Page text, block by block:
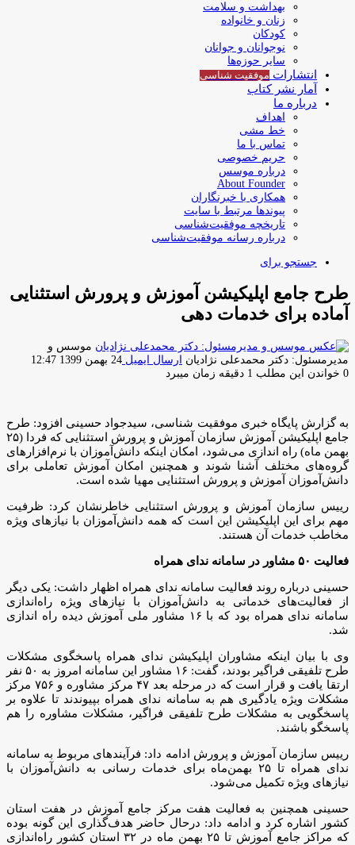
بهداشت و سلامت
زنان و خانواده
کودکان
نوجوانان و جوانان
سایر حوزه‌ها
انتشارات موفقیت‌ شناسی
آمار نشر کتاب
درباره ما
اهداف
خط مشی
تماس با ما
حریم خصوصی
درباره موسس
About Founder
همکاری با خبرنگاران
پیوندها مرتبط با سایت
تاریخچه موفقیت‌شناسی
درباره رسانه موفقیت‌شناسی
جستجو برای
طرح جامع اپلیکیشن آموزش و پرورش استثنایی
آماده برای خدمات دهی
موسس و
مدیرمسئول: دکتر محمدعلی نژادیان ارسال ایمیل 24 بهمن 1399 12:47
0 خواندن این مطلب 1 دقیقه زمان میبرد
به گزارش پایگاه خبری موفقیت شناسی، سیدجواد حسینی افزود: طرح
جامع اپلیکیشن آموزش سازمان آموزش و پرورش استثنایی که فردا (۲۵
بهمن ماه) راه اندازی می‌شود، امکان اینکه دانش‌آموزان با نرم‌افزارهای
گروه‌های مختلف آشنا شوند و همچنین امکان آموزش تعاملی برای
دانش‌آموزان آموزش و پرورش استثنایی مهیا شده است.
رییس سازمان آموزش و پرورش استثنایی خاطرنشان کرد: ظرفیت
مهم برای این اپلیکیشن این است که همه دانش‌آموزان با نیازهای ویژه
مخاطب خدمات آن هستند.
فعالیت ۵۰ مشاور در سامانه ندای همراه
حسینی درباره روند فعالیت سامانه ندای همراه اظهار داشت: یکی دیگر
از فعالیت‌های خدماتی به دانش‌آموزان با نیازهای ویژه راه‌اندازی
سامانه ندای همراه بود که با ۱۶ مشاور ملی آموزش دیده راه اندازی
شد.
وی با بیان اینکه مشاوران اپلیکیشن ندای همراه پاسخگوی مشکلات
طرح تلفیقی فراگیر بودند، گفت: ۱۶ مشاور این سامانه امروز به ۵۰ نفر
ارتقا یافت و قرار است که در مرحله بعد ۴۷ مرکز مشاوره و ۷۵۶ مرکز
مشکلات ویژه یادگیری هم به سامانه ندای همراه بپیوندند تا علاوه بر
پاسخگویی به مشکلات طرح تلفیقی فراگیر، مشکلات مشاوره را هم
پاسخگو باشند.
رییس سازمان آموزش و پرورش ادامه داد: فرآیندهای مربوط به سامانه
ندای همراه تا ۲۵ بهمن‌ماه برای خدمات رسانی به دانش‌آموزان با
نیازهای ویژه تکمیل می‌شود.
حسینی همچنین به فعالیت هفت مرکز جامع آموزش در هفت استان
کشور اشاره کرد و ادامه داد: درحال حاضر هدف‌گذاری این گونه بوده
که مراکز جامع آموزش تا ۲۵ بهمن ماه در ۳۲ استان کشور راه‌اندازی